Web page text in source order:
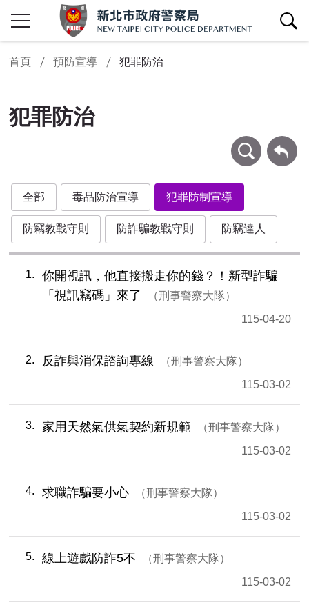
查詢區開關
首頁 預防宣導 犯罪防治
犯罪防治
條件查詢 回上一頁
全部 毒品防治宣導 犯罪防制宣導
防竊教戰守則 防詐騙教戰守則 防竊達人
1
你開視訊，他直接搬走你的錢？！新型詐騙
「視訊竊碼」來了
刑事警察大隊
115-04-20
2 反詐與消保諮詢專線
刑事警察大隊
115-03-02
3 家用天然氣供氣契約新規範
刑事警察大隊
115-03-02
4 求職詐騙要小心
刑事警察大隊
115-03-02
5 線上遊戲防詐5不
刑事警察大隊
115-03-02